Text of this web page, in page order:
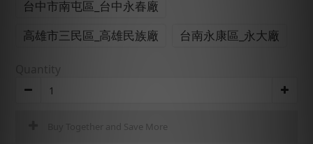
台中市南屯區_台中永春廠
高雄市三民區_高雄民族廠
台南永康區_永大廠
Quantity
Buy Together and Save More